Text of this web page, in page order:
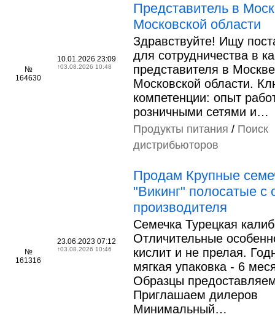
№
164630
10.01.2026 23:09
↑03.08.2026 10:48
Представитель в
Московской области
Здравствуйте! Ищу
для сотрудничества в
представителя в
Московской области.
компетенции: опыт
розничными сетями и…
Продукты питания / Поиск
дистрибьюторов
№
161316
23.06.2023 07:12
↑03.08.2026 10:46
Продам Крупные
"Викинг" полосатые с
производителя
Семечка Турецкая
Отличительные
кислит и не прелая.
мягкая упаковка - 6
Образцы
Приглашаем дилеров
Минимальный…